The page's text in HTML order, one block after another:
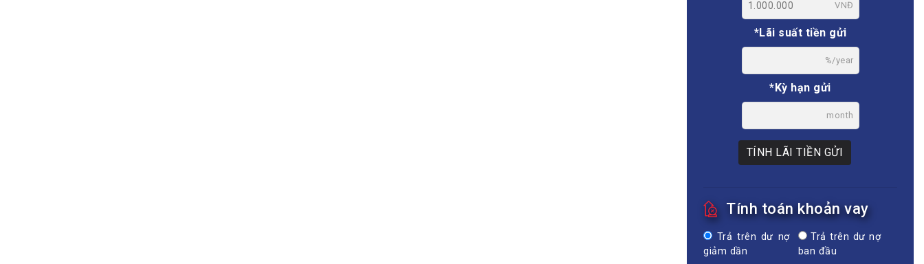
VNĐ
*Lãi suất tiền gửi
%/year
*Kỳ hạn gửi
month
TÍNH LÃI TIỀN GỬI
Tính toán khoản vay
Trả trên dư nợ
giảm dần
Trả trên dư nợ
ban đầu